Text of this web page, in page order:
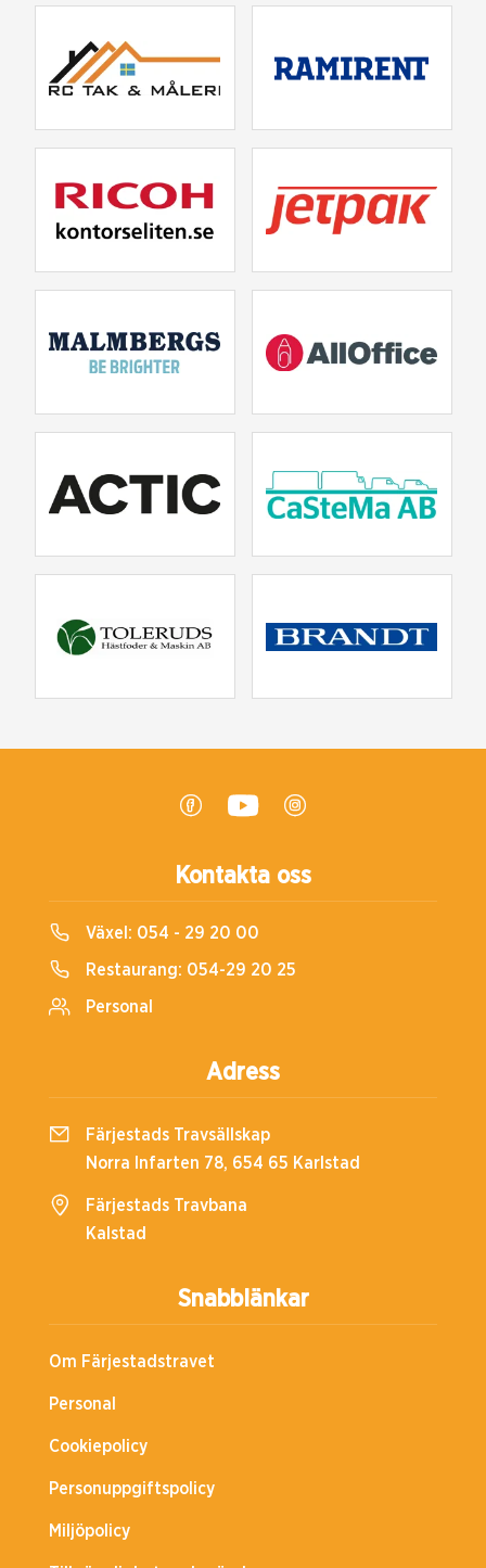
Snabblänkar
Om Färjestadstravet
Personal
Cookiepolicy
Personuppgiftspolicy
Miljöpolicy
Kontakta oss
Växel: 054 - 29 20 00
Restaurang: 054-29 20 25
Personal
Adress
Färjestads Travsällskap
Norra Infarten 78, 654 65 Karlstad
Färjestads Travbana
Kalstad